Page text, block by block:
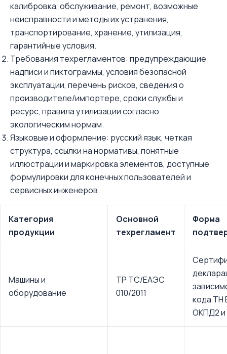
калибровка, обслуживание, ремонт, возможные
неисправности и методы их устранения,
транспортирование, хранение, утилизация,
гарантийные условия.
Требования техрегламентов: предупреждающие
надписи и пиктограммы, условия безопасной
эксплуатации, перечень рисков, сведения о
производителе/импортере, сроки службы и
ресурс, правила утилизации согласно
экологическим нормам.
Языковые и оформление: русский язык, четкая
структура, ссылки на нормативы, понятные
иллюстрации и маркировка элементов, доступные
формулировки для конечных пользователей и
сервисных инженеров.
Категория
продукции
Основной
техрегламент
Форма
Машины и
оборудование
ТР ТС/ЕАЭС
010/2011
кода
ОКПД2